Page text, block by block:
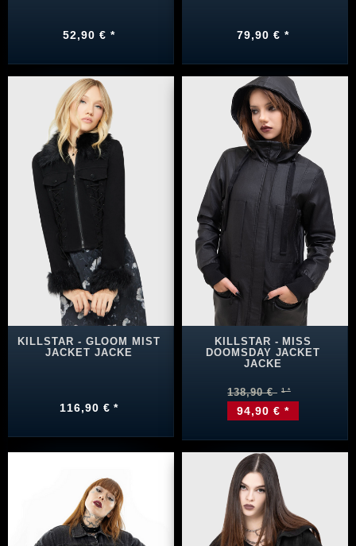
52,90 € * 79,90 € *
KILLSTAR - GLOOM MIST
JACKET JACKE
116,90 € *
KILLSTAR - MISS
DOOMSDAY JACKET
JACKE
138,90 €
94,90 € *